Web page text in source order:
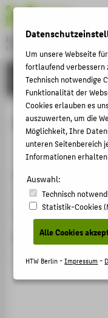
Hochschule für Technik
University of Applied Sciences
Menu
FORSCHUNG
Veranstaltung
Treffen einer
Berlin, 12.05.2016
Ergänzende Angaben
Vortrag
LEHRE
Um unsere Webseite
fortlaufend verbessern
Technisch notwendige
Funktionalität der
Cookies erlauben es
auszuwerten, um die
Möglichkeit, Ihre
unteren Seitenbereich
Informationen
Auswahl:
Technisch
Statistik-Cookies
Alle Cookies
HTW Berlin -Impressum-